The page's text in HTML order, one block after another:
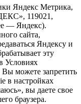
Яндекс Метрика,
119021,
— Яндекс).
сайта,
Яндексу и
эту
Условиях
можете запретить
в настройках
вы даете свое
браузера.